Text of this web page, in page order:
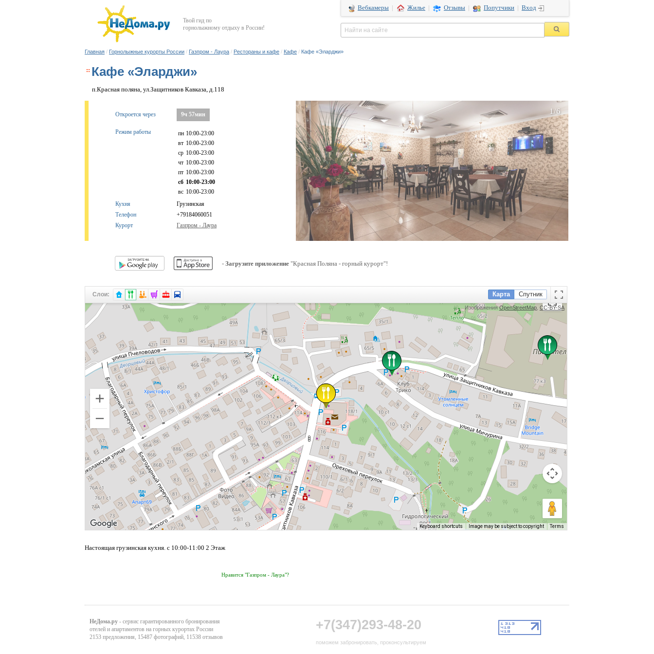
Твой гид по
горнолыжному отдыху в России!
Вебкамеры Жилье Отзывы Попутчики Вход
Главная / Горнолыжные курорты России / Газпром - Лаура / Рестораны и кафе / Кафе / Кафе «Эларджи»
Кафе «Эларджи»
п.Красная поляна, ул.Защитников Кавказа, д.118
Откроется через 9ч 57мин
Режим работы пн 10:00-23:00
вт 10:00-23:00
ср 10:00-23:00
чт 10:00-23:00
пт 10:00-23:00
сб 10:00-23:00
вс 10:00-23:00
Кухня
Грузинская
Телефон
+79184060051
Курорт
Газпром - Лаура
1/6
- Загрузите приложение "Красная Поляна - горный курорт"!
Слои: Карта Спутник
ИзображенияOpenStreetMap CC-BY-SA
Keyboard shortcuts Image may be subject to copyright Terms
Настоящая грузинская кухня. с 10:00-11:00 2 Этаж
Нравится "Газпром - Лаура"?
НеДома.ру - сервис гарантированного бронирования
отелей и апартаментов на горных курортах России
2153 предложения, 15487 фотографий, 11538 отзывов
+7(347)293-48-20
поможем забронировать, проконсультируем